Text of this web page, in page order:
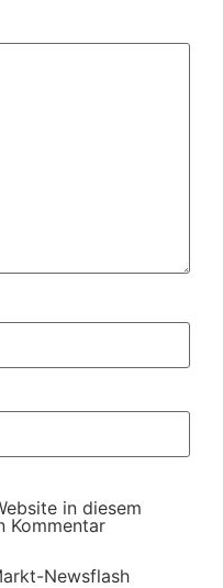
in diesem
Kommentar
Newsflash